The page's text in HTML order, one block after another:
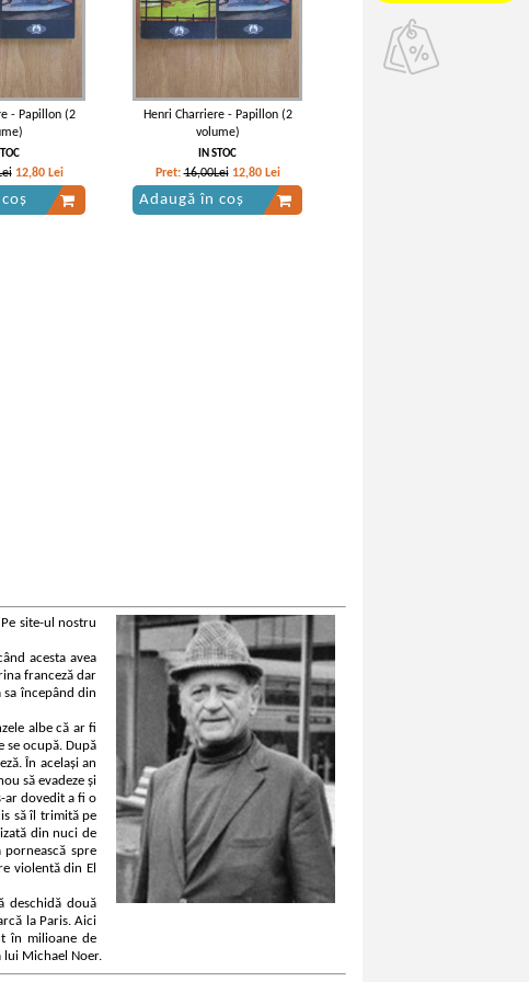
- Papillon (2
12,80 Lei
Henri Charriere - Papillon (2
volume)
IN STOC
Pret:16,00Lei 12,80 Lei
Adaugă în coș
site-ul nostru
acesta avea
franceză dar
începând din
albe că ar fi
se ocupă. După
În același an
să evadeze și
ar dovedit a fi o
să îl trimită pe
din nuci de
spre
violentă din El
deschidă două
la Paris. Aici
în milioane de
lui Michael Noer.